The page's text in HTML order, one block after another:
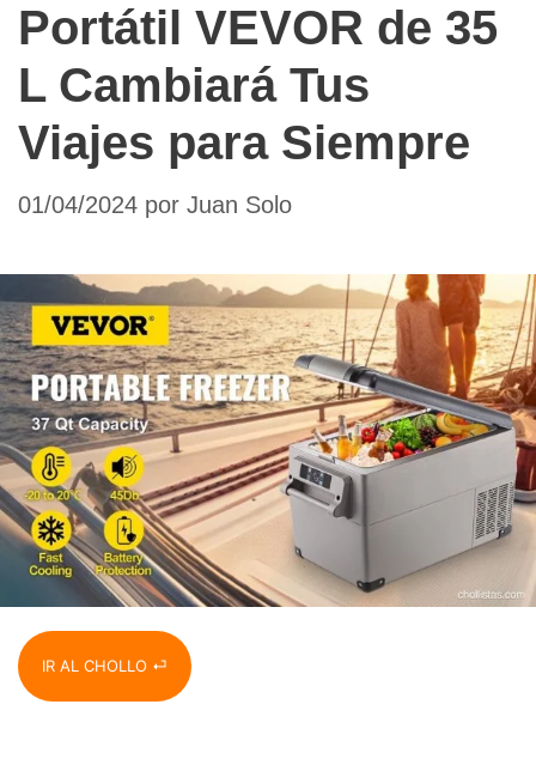
Portátil VEVOR de 35
L Cambiará Tus
Viajes para Siempre
01/04/2024 por Juan Solo
IR AL CHOLLO ⏎